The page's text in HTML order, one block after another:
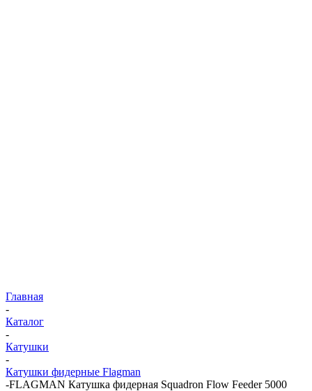
Главная
-
Каталог
-
Катушки
-
Катушки фидерные Flagman
-FLAGMAN Катушка фидерная Squadron Flow Feeder 5000